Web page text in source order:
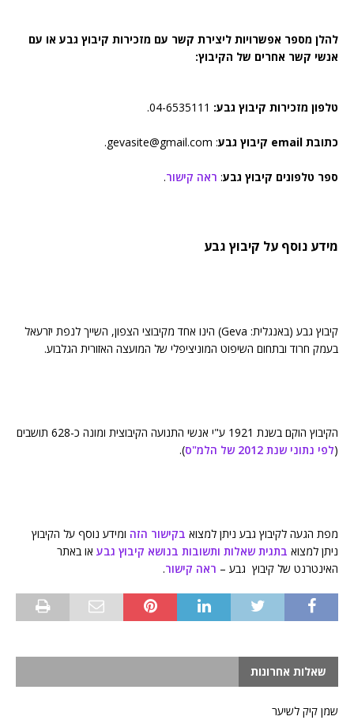
להלן מספר אפשרויות ליצירת קשר עם מזכירות קיבוץ גבע או עם
אנשי קשר אחרים של הקיבוץ:
טלפון מזכירות קיבוץ גבע: 04-6535111.
כתובת email קיבוץ גבע : gevasite@gmail.com.
ספר טלפונים קיבוץ גבע: ראה קישור.
מידע נוסף על קיבוץ גבע
קיבוץ גבע (באנגלית: Geva) הינו אחד מקיבוצי הצפון, השייך לנפת יזרעאל
בעמק חרוד ובתחום השיפוט המוניציפלי של המועצה האזורית הגלבוע.
הקיבוץ הוקם בשנת 1921 ע"י אנשי התנועה הקיבוצית ומונה כ-628 תושבים
(לפי נתוני שנת 2012 של הלמ"ס ).
מפת הגעה לקיבוץ גבע ניתן למצוא בקישור הזה ומידע נוסף על הקיבוץ
ניתן למצוא בתגית שאלות ותשובות בנושא קיבוץ גבע או באתר
האינטרנט של קיבוץ גבע – ראה קישור.
שאלות אחרונות
שמן קיק לשיער